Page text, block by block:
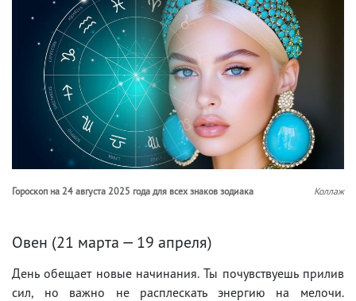
Гороскоп на 24 августа 2025 года для всех знаков зодиака Коллаж
Овен (21 марта — 19 апреля)
День обещает новые начинания. Ты почувствуешь прилив
сил, но важно не расплескать энергию на мелочи.